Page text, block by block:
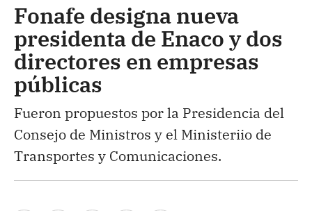
Fonafe designa nueva
presidenta de Enaco y dos
directores en empresas
públicas
Fueron propuestos por la Presidencia del
Consejo de Ministros y el Ministeriio de
Transportes y Comunicaciones.